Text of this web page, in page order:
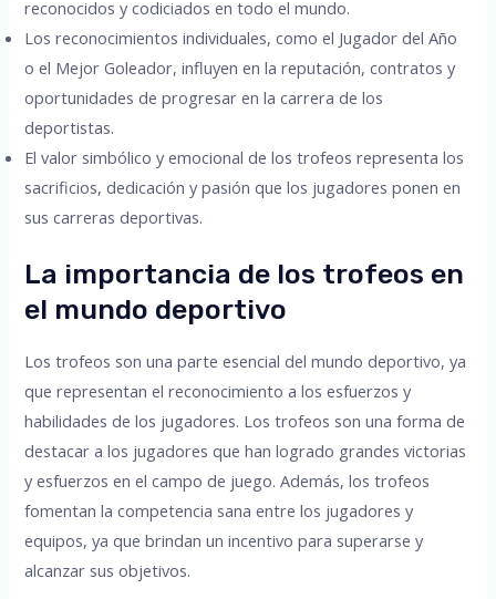
reconocidos y codiciados en todo el mundo.
Los reconocimientos individuales, como el Jugador del Año
o el Mejor Goleador, influyen en la reputación, contratos y
oportunidades de progresar en la carrera de los
deportistas.
El valor simbólico y emocional de los trofeos representa los
sacrificios, dedicación y pasión que los jugadores ponen en
sus carreras deportivas.
La importancia de los trofeos en
el mundo deportivo
Los trofeos son una parte esencial del mundo deportivo, ya
que representan el reconocimiento a los esfuerzos y
habilidades de los jugadores. Los trofeos son una forma de
destacar a los jugadores que han logrado grandes victorias
y esfuerzos en el campo de juego. Además, los trofeos
fomentan la competencia sana entre los jugadores y
equipos, ya que brindan un incentivo para superarse y
alcanzar sus objetivos.